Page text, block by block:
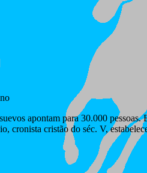
apontam para 30.000 pessoas.
cristão do séc. V,